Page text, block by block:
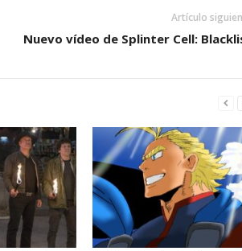
Artículo
Nuevo vídeo de Splinter Cell: